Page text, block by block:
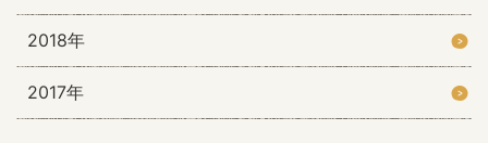
2018年
2017年